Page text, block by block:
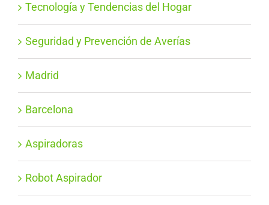
Tecnología y Tendencias del Hogar
Seguridad y Prevención de Averías
Madrid
Barcelona
Aspiradoras
Robot Aspirador